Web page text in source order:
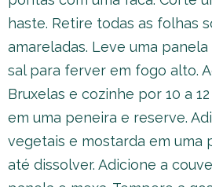
haste. Retire todas as folhas
amareladas. Leve uma
sal para ferver em fogo alto.
Bruxelas e cozinhe por 10 a
em uma peneira e reserve.
vegetais e mostarda em uma
até dissolver. Adicione a